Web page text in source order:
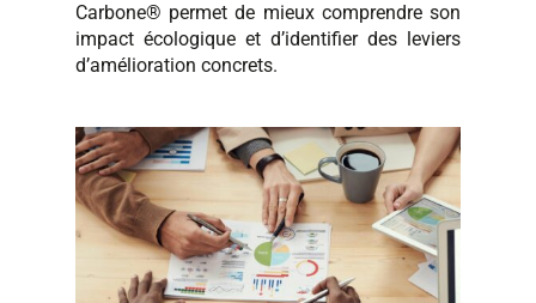
Carbone® permet de mieux comprendre son
impact écologique et d’identifier des leviers
d’amélioration concrets.